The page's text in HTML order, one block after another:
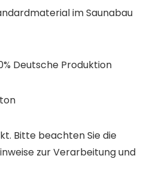
im Saunabau
Deutsche Produktion
Bitte beachten Sie die
zur Verarbeitung und